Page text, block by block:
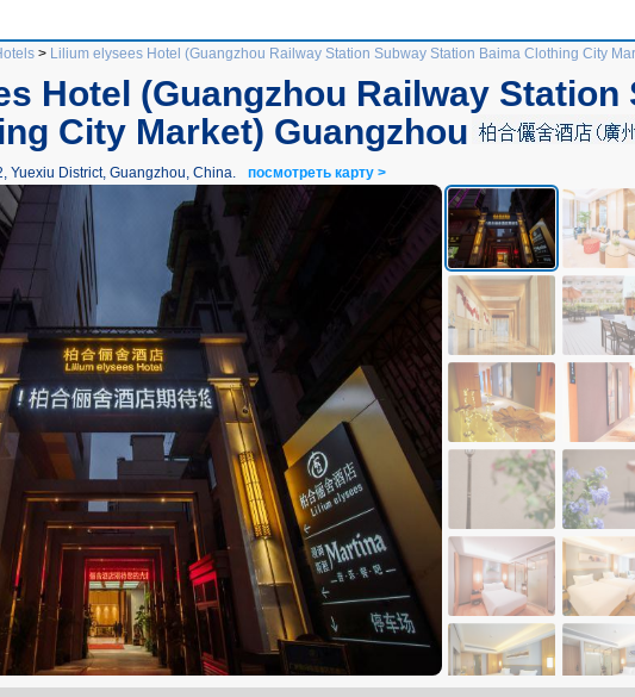
> Lilium elysees Hotel (Guangzhou Railway Station Subway Station Baima Clothing City
Hotel (Guangzhou Railway Station
City Market) Guangzhou
Yuexiu District, Guangzhou, China. посмотреть карту >